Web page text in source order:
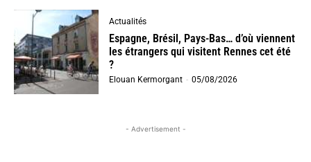
Actualités
Espagne, Brésil, Pays-Bas… d’où viennent
les étrangers qui visitent Rennes cet été
?
Elouan Kermorgant - 05/08/2026
- Advertisement -